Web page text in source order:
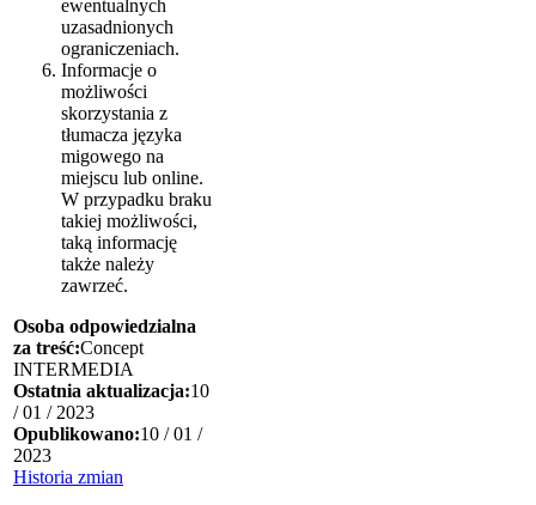
ewentualnych
uzasadnionych
ograniczeniach.
Informacje o
możliwości
skorzystania z
tłumacza języka
migowego na
miejscu lub online.
W przypadku braku
takiej możliwości,
taką informację
także należy
zawrzeć.
Osoba odpowiedzialna
za treść:Concept
INTERMEDIA
Ostatnia aktualizacja:10
/ 01 / 2023
Opublikowano:10 / 01 /
2023
Historia zmian